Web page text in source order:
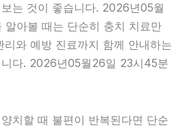
는 것이 좋습니다. 2026년05월
아볼 때는 단순히 충치 치료만
와 예방 진료까지 함께 안내하는
다. 2026년05월26일 23시45분
치할 때 불편이 반복된다면 단순